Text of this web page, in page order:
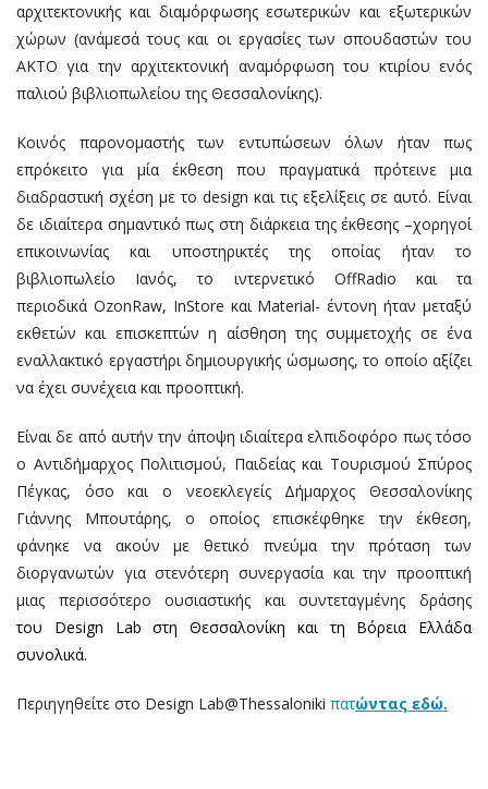
αρχιτεκτονικής και διαμόρφωσης εσωτερικών και εξωτερικών
χώρων (ανάμεσά τους και οι εργασίες των σπουδαστών του
ΑΚΤΟ για την αρχιτεκτονική αναμόρφωση του κτιρίου ενός
παλιού βιβλιοπωλείου της Θεσσαλονίκης).
Κοινός παρονομαστής των εντυπώσεων όλων ήταν πως
επρόκειτο για μία έκθεση που πραγματικά πρότεινε μια
διαδραστική σχέση με το design και τις εξελίξεις σε αυτό. Είναι
δε ιδιαίτερα σημαντικό πως στη διάρκεια της έκθεσης –χορηγοί
επικοινωνίας και υποστηρικτές της οποίας ήταν το
βιβλιοπωλείο Ιανός, το ιντερνετικό OffRadio και τα
περιοδικά OzonRaw, InStore και Material- έντονη ήταν μεταξύ
εκθετών και επισκεπτών η αίσθηση της συμμετοχής σε ένα
εναλλακτικό εργαστήρι δημιουργικής ώσμωσης, το οποίο αξίζει
να έχει συνέχεια και προοπτική.
Είναι δε από αυτήν την άποψη ιδιαίτερα ελπιδοφόρο πως τόσο
ο Αντιδήμαρχος Πολιτισμού, Παιδείας και Τουρισμού Σπύρος
Πέγκας, όσο και ο νεοεκλεγείς Δήμαρχος Θεσσαλονίκης
Γιάννης Μπουτάρης, ο οποίος επισκέφθηκε την έκθεση,
φάνηκε να ακούν με θετικό πνεύμα την πρόταση των
διοργανωτών για στενότερη συνεργασία και την προοπτική
μιας περισσότερο ουσιαστικής και συντεταγμένης δράσης
του Design Lab στη Θεσσαλονίκη και τη Βόρεια Ελλάδα
συνολικά.
Περιηγηθείτε στο Design Lab@Thessaloniki πατώντας εδώ.